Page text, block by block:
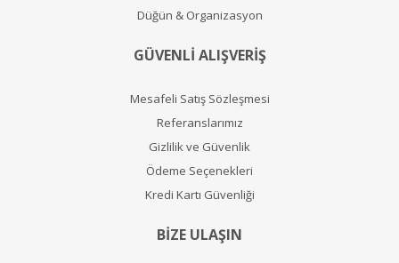
Düğün & Organizasyon
GÜVENLİ ALIŞVERİŞ
Mesafeli Satış Sözleşmesi
Referanslarımız
Gizlilik ve Güvenlik
Ödeme Seçenekleri
Kredi Kartı Güvenliği
BİZE ULAŞIN